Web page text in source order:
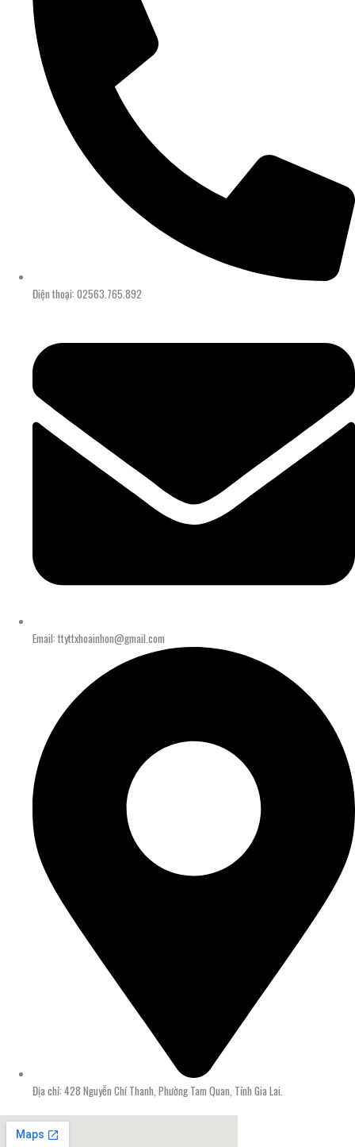
Điện thoại: 02563.765.892
Email: ttyttxhoainhon@gmail.com
Địa chỉ: 428 Nguyễn Chí Thanh, Phường Tam Quan, Tỉnh Gia Lai.